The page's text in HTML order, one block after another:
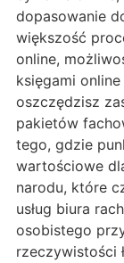
dopasowanie
większość
online,
księgami
oszczędzisz
pakietów
tego, gdzie
wartościowe
narodu, które
usług biura
osobistego
rzeczywistości